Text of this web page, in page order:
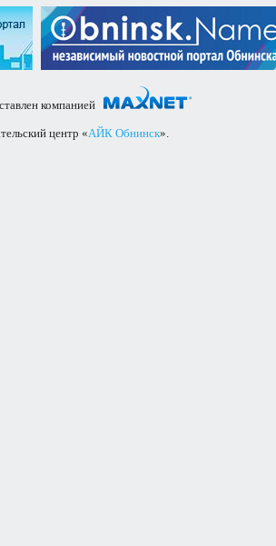
компанией
центр «АЙК Обнинск».